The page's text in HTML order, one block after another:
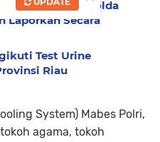
Tahap II Polda
Laporkan Secara
Test Urine
Riau
System) Mabes Polri,
agama, tokoh